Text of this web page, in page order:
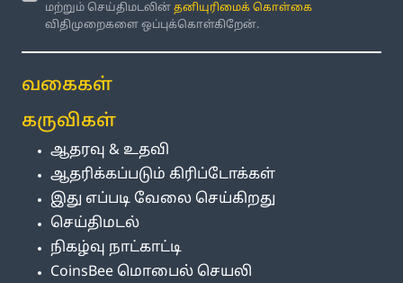
மற்றும் செய்திமடலின்தனியுரிமைக் கொள்கை
விதிமுறைகளை ஒப்புக்கொள்கிறேன்.
வகைகள்
கருவிகள்
ஆதரவு & உதவி
ஆதரிக்கப்படும் கிரிப்டோக்கள்
இது எப்படி வேலை செய்கிறது
செய்திமடல்
நிகழ்வு நாட்காட்டி
CoinsBee மொபைல் செயலி